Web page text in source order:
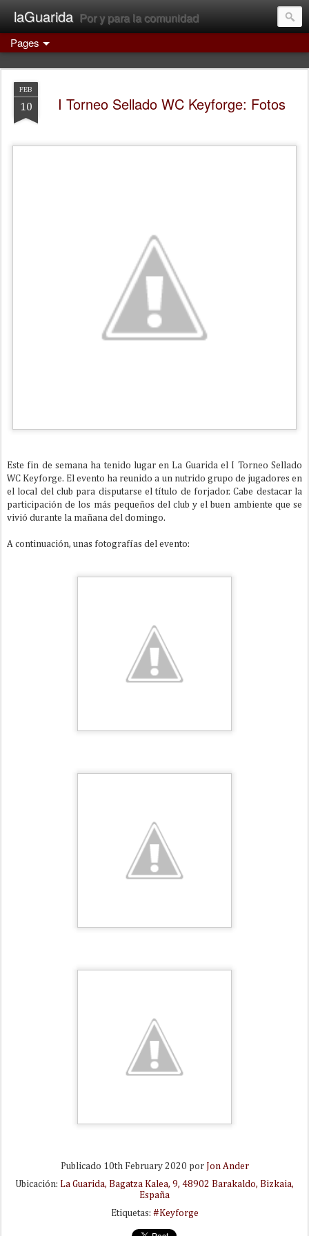
laGuarida Por y para la comunidad
Pages
FEB
10 I Torneo Sellado WC Keyforge: Fotos
Este fin de semana ha tenido lugar en La Guarida el I Torneo Sellado
WC Keyforge. El evento ha reunido a un nutrido grupo de jugadores en
el local del club para disputarse el título de forjador. Cabe destacar la
participación de los más pequeños del club y el buen ambiente que se
vivió durante la mañana del domingo.
A continuación, unas fotografías del evento:
Publicado 10th February 2020 por Jon Ander
Ubicación: La Guarida, Bagatza Kalea, 9, 48902 Barakaldo, Bizkaia,
España
Etiquetas: #Keyforge